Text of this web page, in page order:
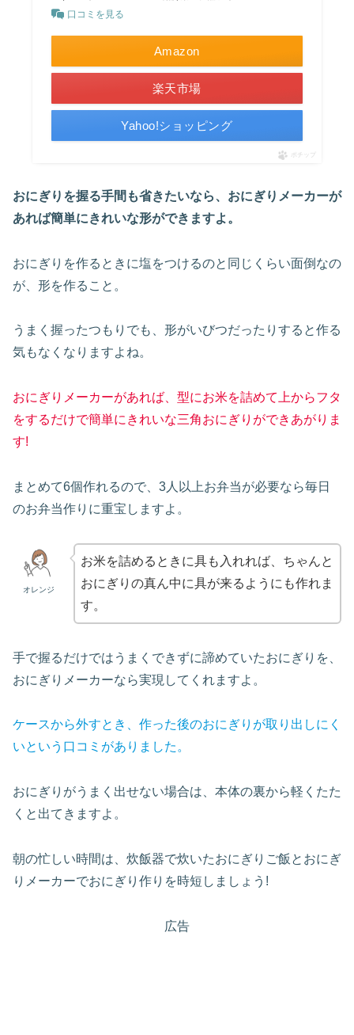
口コミを見る
Amazon
楽天市場
Yahoo!ショッピング
ポチップ
おにぎりを握る手間も省きたいなら、おにぎりメーカーが
あれば簡単にきれいな形ができますよ。
おにぎりを作るときに塩をつけるのと同じくらい面倒なの
が、形を作ること。
うまく握ったつもりでも、形がいびつだったりすると作る
気もなくなりますよね。
おにぎりメーカーがあれば、型にお米を詰めて上からフタ
をするだけで簡単にきれいな三角おにぎりができあがりま
す!
まとめて6個作れるので、3人以上お弁当が必要なら毎日
のお弁当作りに重宝しますよ。
オレンジ
お米を詰めるときに具も入れれば、ちゃんと
おにぎりの真ん中に具が来るようにも作れま
す。
手で握るだけではうまくできずに諦めていたおにぎりを、
おにぎりメーカーなら実現してくれますよ。
ケースから外すとき、作った後のおにぎりが取り出しにく
いという口コミがありました。
おにぎりがうまく出せない場合は、本体の裏から軽くたた
くと出てきますよ。
朝の忙しい時間は、炊飯器で炊いたおにぎりご飯とおにぎ
りメーカーでおにぎり作りを時短しましょう!
広告